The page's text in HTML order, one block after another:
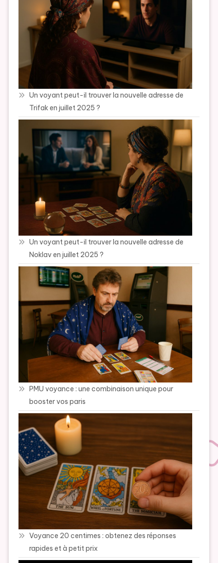
Un voyant peut-il trouver la nouvelle adresse de
Trifak en juillet 2025 ?
Un voyant peut-il trouver la nouvelle adresse de
Noklav en juillet 2025 ?
PMU voyance : une combinaison unique pour
booster vos paris
Voyance 20 centimes : obtenez des réponses
rapides et à petit prix